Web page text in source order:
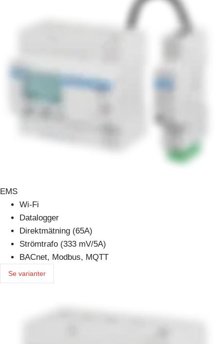
EMS
Wi-Fi
Datalogger
Direktmätning (65A)
Strömtrafo (333 mV/5A)
BACnet, Modbus, MQTT
Se varianter